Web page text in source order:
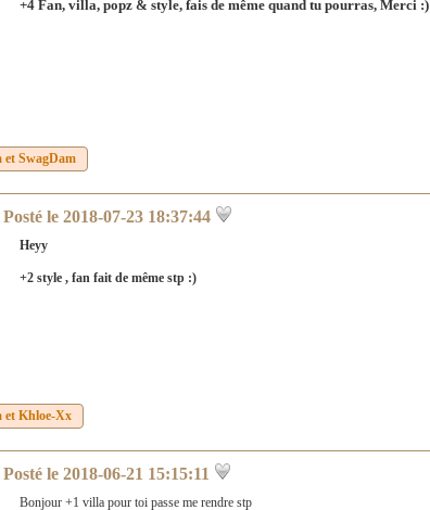
+4 Fan, villa, popz & style, fais de même quand tu pourras, Merci :)
et SwagDam
Posté le 2018-07-23 18:37:44
Heyy
+2 style , fan fait de même stp :)
et Khloe-Xx
Posté le 2018-06-21 15:15:11
Bonjour +1 villa pour toi passe me rendre stp